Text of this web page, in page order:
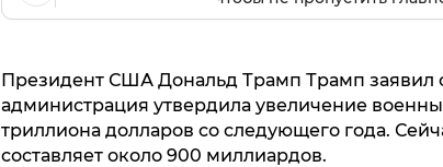
Президент США Дональд Трамп Трамп заявил
администрация утвердила увеличение
триллиона долларов со следующего года.
составляет около 900 миллиардов.